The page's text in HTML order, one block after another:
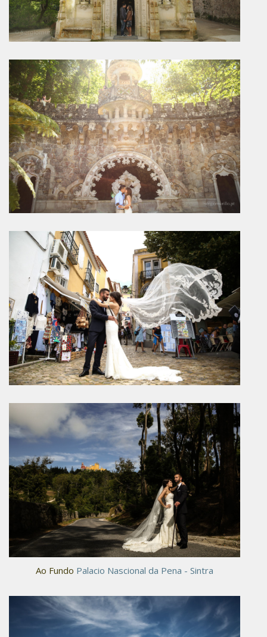
Ao Fundo Palacio Nascional da Pena - Sintra